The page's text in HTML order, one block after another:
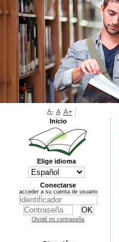
A- A A+
Inicio
Elige idioma
Conectarse
acceder a su cuenta de usuario
Olvidé mi contraseña